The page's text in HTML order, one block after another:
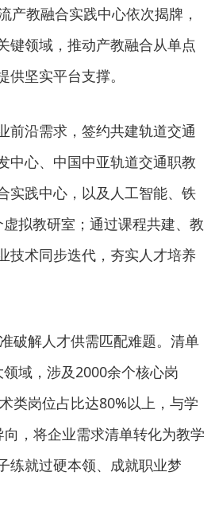
产教融合实践中心依次揭牌，
键领域，推动产教融合从单点
坚实平台支撑。
前沿需求，签约共建轨道交通
中心、中国中亚轨道交通职教
实践中心，以及人工智能、铁
拟教研室；通过课程共建、教
技术同步迭代，夯实人才培养
破解人才供需匹配难题。清单
域，涉及2000余个核心岗
类岗位占比达80%以上，与学
，将企业需求清单转化为教学
练就过硬本领、成就职业梦